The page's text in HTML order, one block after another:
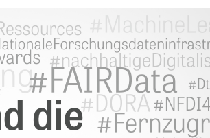
FÜR BIBLIOTHEKEN
Konsortiallizenzen
Angebot und
Erwerbungsprofil
VERANSTALTUNGEN
POLICIES
PUBLIKATIONEN VON
KOOPERATIONEN